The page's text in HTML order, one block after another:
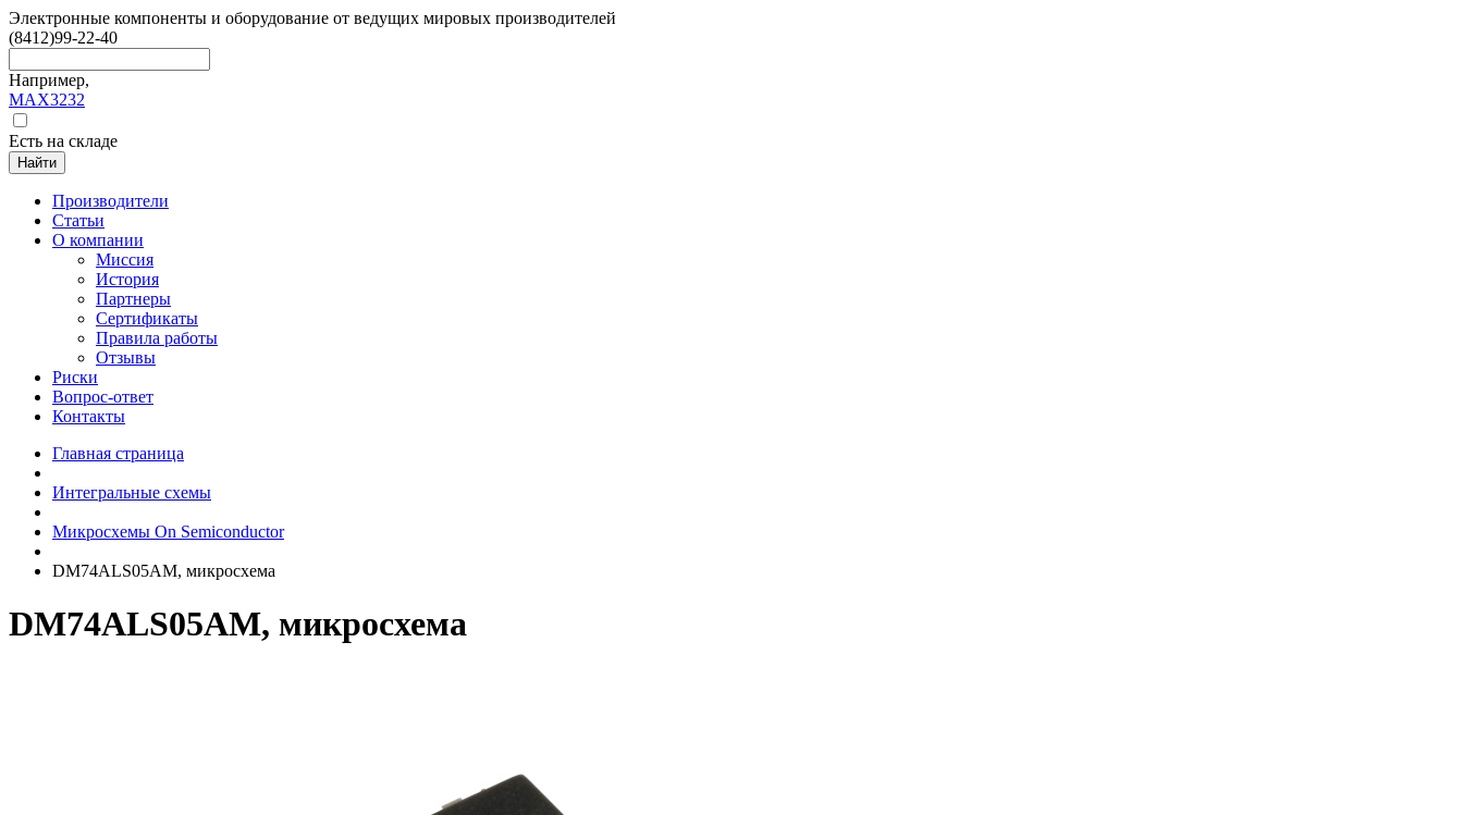
Электронные компоненты и оборудование от ведущих мировых производителей
(8412)99-22-40
Например,
MAX3232
Есть на складе
Найти
Производители
Статьи
О компании
Миссия
История
Партнеры
Сертификаты
Правила работы
Отзывы
Риски
Вопрос-ответ
Контакты
Главная страница
Интегральные схемы
Микросхемы On Semiconductor
DM74ALS05AM, микросхема
DM74ALS05AM, микросхема